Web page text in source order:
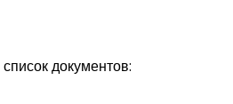
документов: